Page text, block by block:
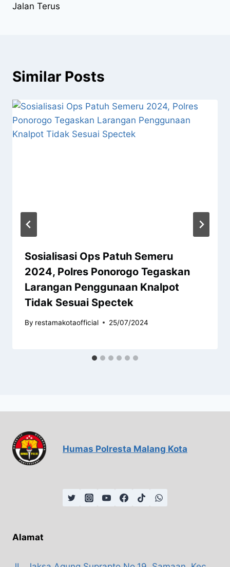
Jalan Terus
Similar Posts
Sosialisasi Ops Patuh Semeru
2024, Polres Ponorogo Tegaskan
Larangan Penggunaan Knalpot
Tidak Sesuai Spectek
By restamakotaofficial 25/07/2024
Humas Polresta Malang Kota
Alamat